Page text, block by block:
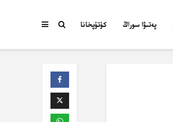
پەتىۋا سوراڭ كۇتۇپخانا